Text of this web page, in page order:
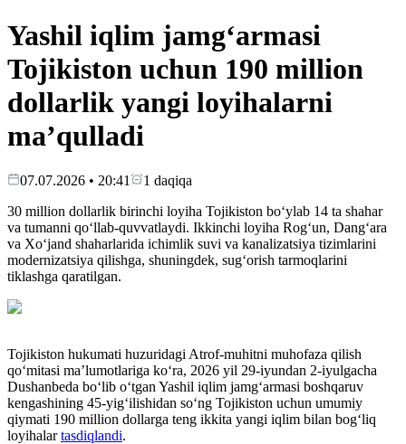
Yashil iqlim jamg‘armasi
Tojikiston uchun 190 million
dollarlik yangi loyihalarni
ma’qulladi
07.07.2026 • 20:41 1 daqiqa
30 million dollarlik birinchi loyiha Tojikiston bo‘ylab 14 ta shahar
va tumanni qo‘llab-quvvatlaydi. Ikkinchi loyiha Rog‘un, Dang‘ara
va Xo‘jand shaharlarida ichimlik suvi va kanalizatsiya tizimlarini
modernizatsiya qilishga, shuningdek, sug‘orish tarmoqlarini
tiklashga qaratilgan.
Tojikiston hukumati huzuridagi Atrof-muhitni muhofaza qilish
qo‘mitasi ma’lumotlariga ko‘ra, 2026 yil 29-iyundan 2-iyulgacha
Dushanbeda bo‘lib o‘tgan Yashil iqlim jamg‘armasi boshqaruv
kengashining 45-yig‘ilishidan so‘ng Tojikiston uchun umumiy
qiymati 190 million dollarga teng ikkita yangi iqlim bilan bog‘liq
loyihalartasdiqlandi.